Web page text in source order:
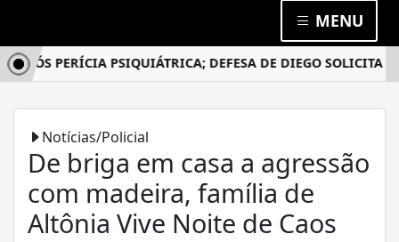
MENU
PERÍCIA PSIQUIÁTRICA; DEFESA DE DIEGO SOLICITA
Notícias/Policial
De briga em casa a agressão
com madeira, família de
Altônia Vive Noite de Caos